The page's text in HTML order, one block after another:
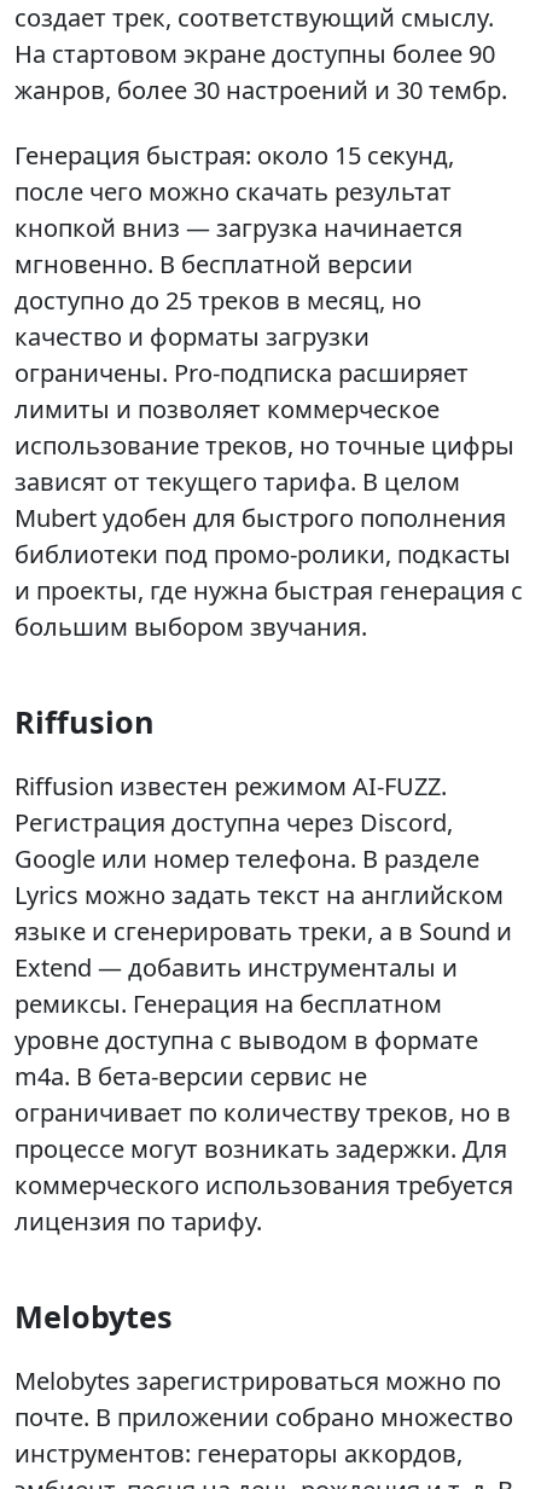
создает трек, соответствующий смыслу.
На стартовом экране доступны более 90
жанров, более 30 настроений и 30 тембр.
Генерация быстрая: около 15 секунд,
после чего можно скачать результат
кнопкой вниз — загрузка начинается
мгновенно. В бесплатной версии
доступно до 25 треков в месяц, но
качество и форматы загрузки
ограничены. Pro-подписка расширяет
лимиты и позволяет коммерческое
использование треков, но точные цифры
зависят от текущего тарифа. В целом
Mubert удобен для быстрого пополнения
библиотеки под промо-ролики, подкасты
и проекты, где нужна быстрая генерация с
большим выбором звучания.
Riffusion
Riffusion известен режимом AI-FUZZ.
Регистрация доступна через Discord,
Google или номер телефона. В разделе
Lyrics можно задать текст на английском
языке и сгенерировать треки, а в Sound и
Extend — добавить инструменталы и
ремиксы. Генерация на бесплатном
уровне доступна с выводом в формате
m4a. В бета‑версии сервис не
ограничивает по количеству треков, но в
процессе могут возникать задержки. Для
коммерческого использования требуется
лицензия по тарифу.
Melobytes
Melobytes зарегистрироваться можно по
почте. В приложении собрано множество
инструментов: генераторы аккордов,